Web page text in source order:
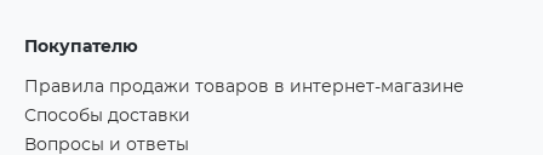
Покупателю
Правила продажи товаров в интернет-магазине
Способы доставки
Вопросы и ответы